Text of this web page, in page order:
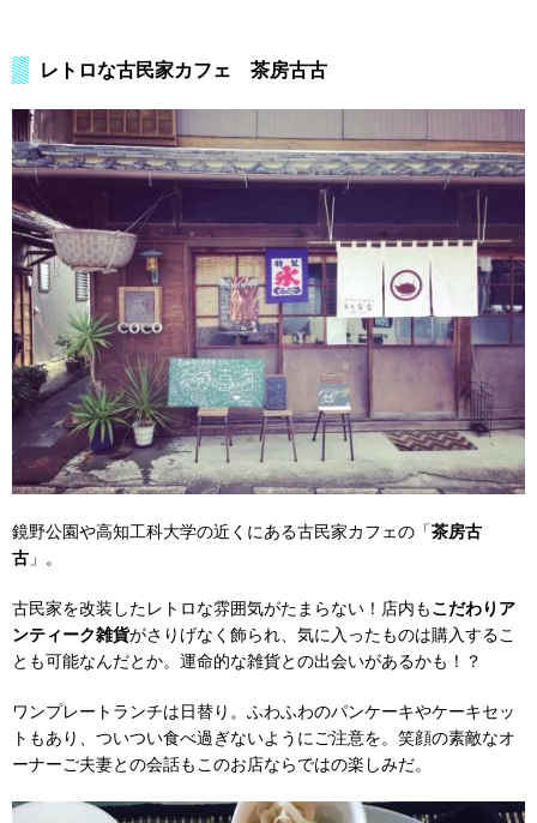
レトロな古民家カフェ 茶房古古
鏡野公園や高知工科大学の近くにある古民家カフェの「茶房古
古 」。
古民家を改装したレトロな雰囲気がたまらない！店内もこだわりア
ンティーク雑貨がさりげなく飾られ、気に入ったものは購入するこ
とも可能なんだとか。運命的な雑貨との出会いがあるかも！？
ワンプレートランチは日替り。ふわふわのパンケーキやケーキセッ
トもあり、ついつい食べ過ぎないようにご注意を。笑顔の素敵なオ
ーナーご夫妻との会話もこのお店ならではの楽しみだ。